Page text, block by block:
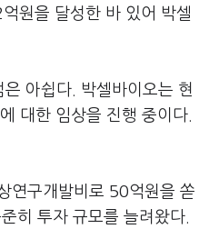
원을 달성한 바 있어 박셀
아쉽다. 박셀바이오는 현
대한 임상을 진행 중이다.
연구개발비로 50억원을 쏟
히 투자 규모를 늘려왔다.